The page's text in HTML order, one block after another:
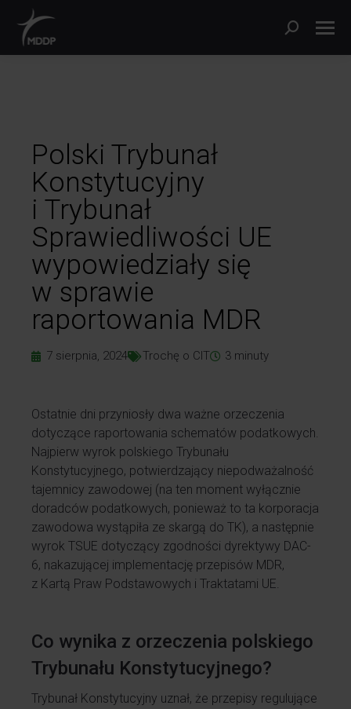
Polski Trybunał
Konstytucyjny
i Trybunał
Sprawiedliwości UE
wypowiedziały się
w sprawie
raportowania MDR
7 sierpnia, 2024 Trochę o CIT 3 minuty
Ostatnie dni przyniosły dwa ważne orzeczenia
dotyczące raportowania schematów podatkowych.
Najpierw wyrok polskiego Trybunału
Konstytucyjnego, potwierdzający niepodważalność
tajemnicy zawodowej (na ten moment wyłącznie
doradców podatkowych, ponieważ to ta korporacja
zawodowa wystąpiła ze skargą do TK), a następnie
wyrok TSUE dotyczący zgodności dyrektywy DAC-
6, nakazującej implementację przepisów MDR,
z Kartą Praw Podstawowych i Traktatami UE.
Co wynika z orzeczenia polskiego
Trybunału Konstytucyjnego?
Trybunał Konstytucyjny uznał, że przepisy regulujące